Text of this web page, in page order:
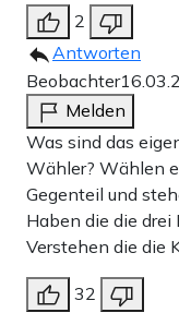
2
Antworten
Beobachter
Melden
Was sind das
Wähler? Wählen
Gegenteil und
Haben die die
Verstehen die die
32